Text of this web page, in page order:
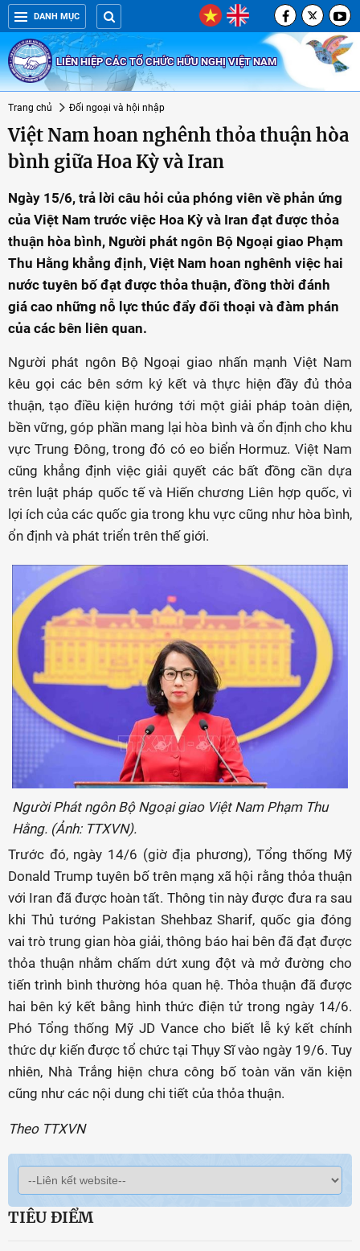
DANH MỤC
LIÊN HIỆP CÁC TỔ CHỨC HỮU NGHỊ VIỆT NAM
Trang chủ Đối ngoại và hội nhập
Việt Nam hoan nghênh thỏa thuận hòa
bình giữa Hoa Kỳ và Iran
Ngày 15/6, trả lời câu hỏi của phóng viên về phản ứng
của Việt Nam trước việc Hoa Kỳ và Iran đạt được thỏa
thuận hòa bình, Người phát ngôn Bộ Ngoại giao Phạm
Thu Hằng khẳng định, Việt Nam hoan nghênh việc hai
nước tuyên bố đạt được thỏa thuận, đồng thời đánh
giá cao những nỗ lực thúc đẩy đối thoại và đàm phán
của các bên liên quan.
Người phát ngôn Bộ Ngoại giao nhấn mạnh Việt Nam
kêu gọi các bên sớm ký kết và thực hiện đầy đủ thỏa
thuận, tạo điều kiện hướng tới một giải pháp toàn diện,
bền vững, góp phần mang lại hòa bình và ổn định cho khu
vực Trung Đông, trong đó có eo biển Hormuz. Việt Nam
cũng khẳng định việc giải quyết các bất đồng cần dựa
trên luật pháp quốc tế và Hiến chương Liên hợp quốc, vì
lợi ích của các quốc gia trong khu vực cũng như hòa bình,
ổn định và phát triển trên thế giới.
Người Phát ngôn Bộ Ngoại giao Việt Nam Phạm Thu
Hằng. (Ảnh: TTXVN).
Trước đó, ngày 14/6 (giờ địa phương), Tổng thống Mỹ
Donald Trump tuyên bố trên mạng xã hội rằng thỏa thuận
với Iran đã được hoàn tất. Thông tin này được đưa ra sau
khi Thủ tướng Pakistan Shehbaz Sharif, quốc gia đóng
vai trò trung gian hòa giải, thông báo hai bên đã đạt được
thỏa thuận nhằm chấm dứt xung đột và mở đường cho
tiến trình bình thường hóa quan hệ. Thỏa thuận đã được
hai bên ký kết bằng hình thức điện tử trong ngày 14/6.
Phó Tổng thống Mỹ JD Vance cho biết lễ ký kết chính
thức dự kiến được tổ chức tại Thụy Sĩ vào ngày 19/6. Tuy
nhiên, Nhà Trắng hiện chưa công bố toàn văn văn kiện
cũng như các nội dung chi tiết của thỏa thuận.
Theo TTXVN
TIÊU ĐIỂM